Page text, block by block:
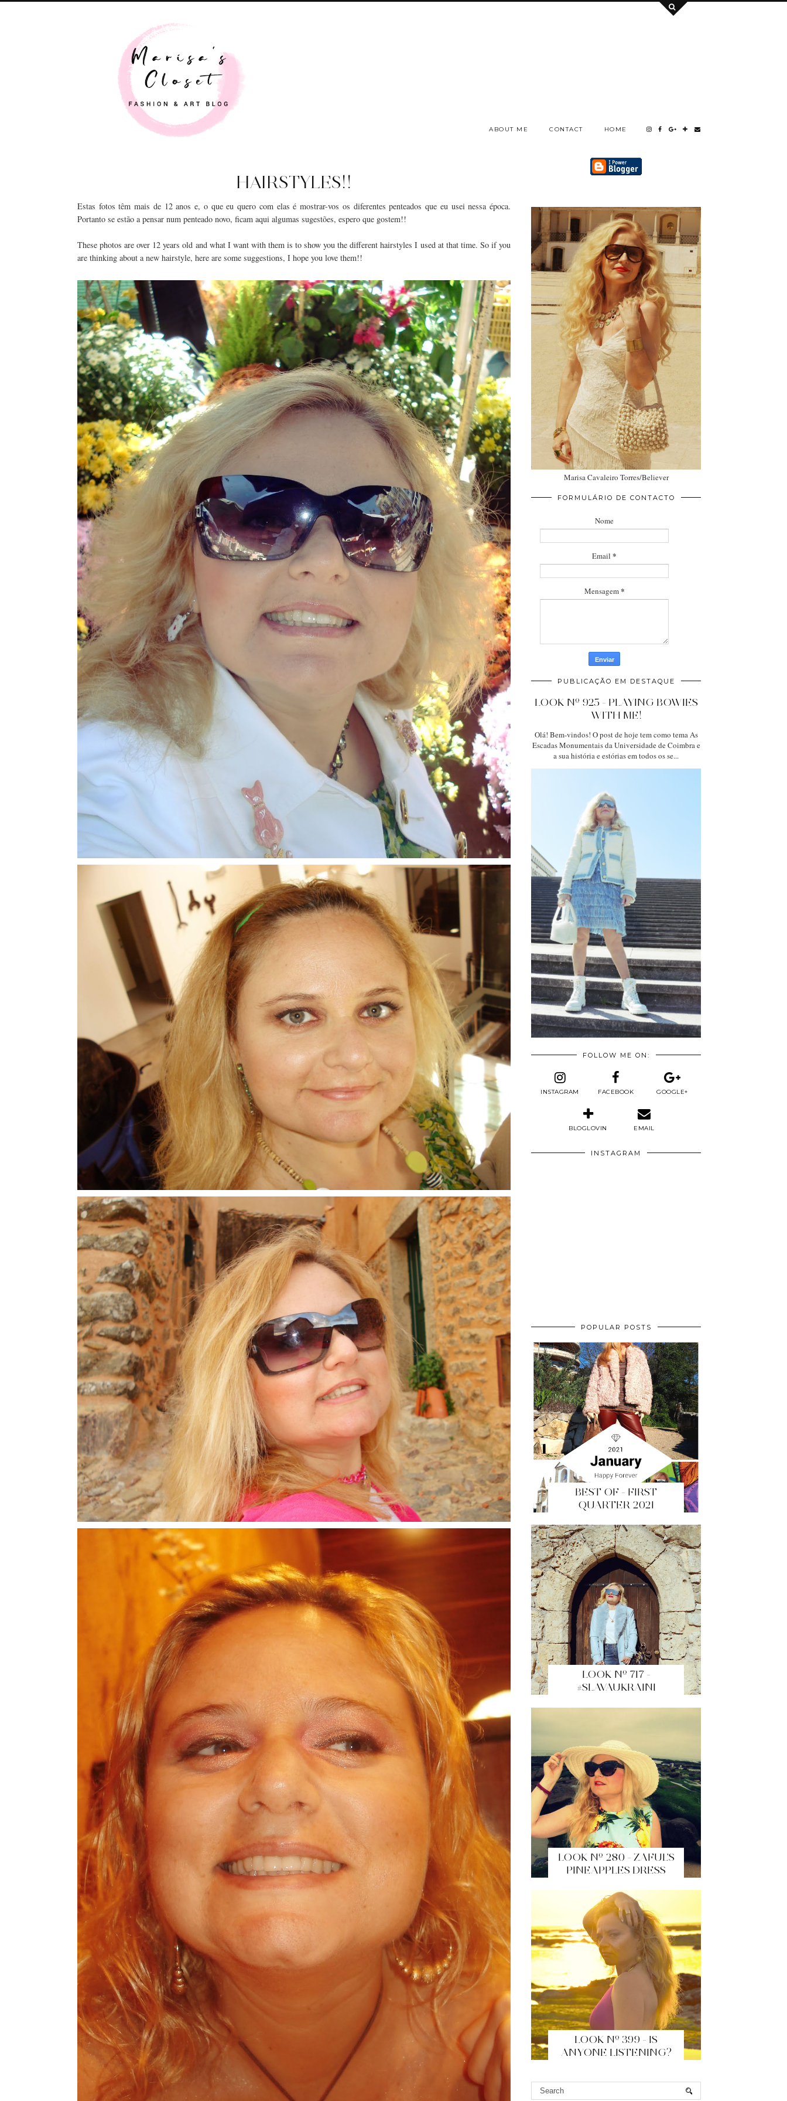
ABOUT ME CONTACT HOME
HAIRSTYLES!!
Estas fotos têm mais de 12 anos e, o que eu quero com elas é mostrar-vos os diferentes penteados que eu usei nessa época.
Portanto se estão a pensar num penteado novo, ficam aqui algumas sugestões, espero que gostem!!
These photos are over 12 years old and what I want with them is to show you the different hairstyles I used at that time. So if you
are thinking about a new hairstyle, here are some suggestions, I hope you love them!!
Marisa Cavaleiro Torres/Believer
FORMULÁRIO DE CONTACTO
Nome
Email *
Mensagem*
PUBLICAÇÃO EM DESTAQUE
LOOK Nº 925 - PLAYING BOWIES
WITH ME!
Olá! Bem-vindos! O post de hoje tem como tema As
Escadas Monumentais da Universidade de Coimbra e
a sua história e estórias em todos os se...
FOLLOW ME ON:
INSTAGRAM FACEBOOK GOOGLE+
BLOGLOVIN EMAIL
INSTAGRAM
POPULAR POSTS
BEST OF - FIRST
QUARTER 2021
LOOK Nº 717 -
#SLAVAUKRAINI
LOOK Nº 280 - ZAFUL'S
PINEAPPLES DRESS
LOOK Nº 399 - IS
ANYONE LISTENING?